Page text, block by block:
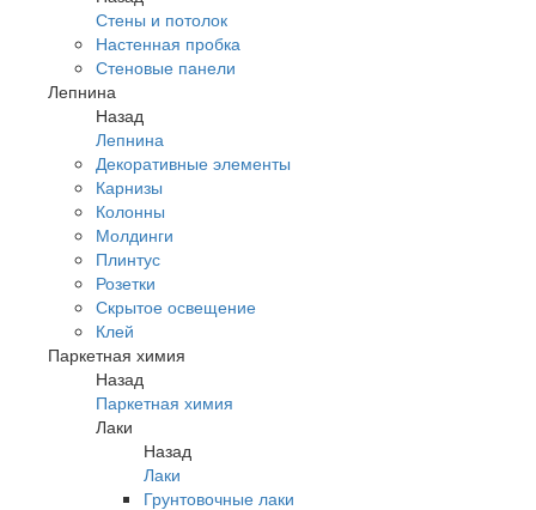
Стены и потолок
Настенная пробка
Стеновые панели
Лепнина
Назад
Лепнина
Декоративные элементы
Карнизы
Колонны
Молдинги
Плинтус
Розетки
Скрытое освещение
Клей
Паркетная химия
Назад
Паркетная химия
Лаки
Назад
Лаки
Грунтовочные лаки